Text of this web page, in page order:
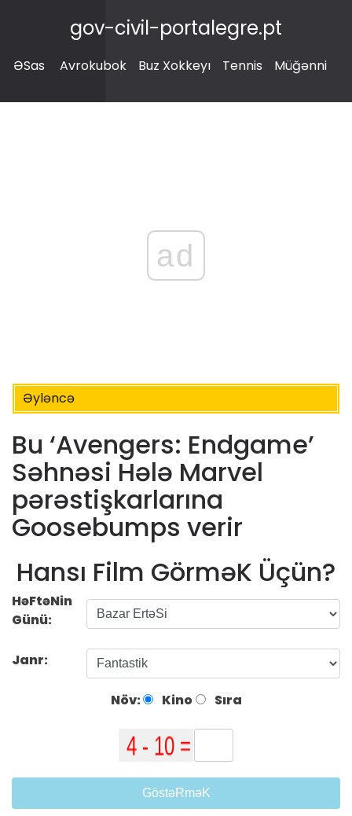
gov-civil-portalegre.pt
ƏSas Avrokubok Buz Xokkeyı Tennis Müğənni
ad
Əyləncə
Bu ‘Avengers: Endgame’
Səhnəsi Hələ Marvel
pərəstişkarlarına
Goosebumps verir
Hansı Film GörməK Üçün?
HəFtəNin
Günü:
Janr:
Növ: Kino Sıra
GöstəRməK